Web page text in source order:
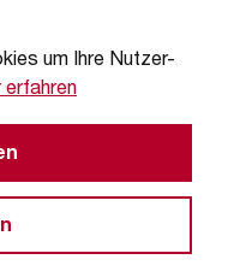
um Ihre Nutzer-
erfahren